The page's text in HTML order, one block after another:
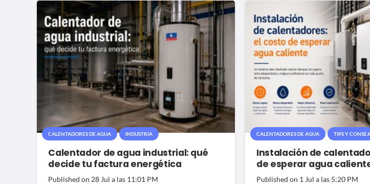
CALENTADORES DE AGUA INDUSTRIA
Calentador de agua industrial: qué
decide tu factura energética
Published on 28 Jul a las 11:01 PM
CALENTADORES DE AGUA TIPS Y
Instalación de
de esperar agua
Published on 1 Jul a las 5:20 PM